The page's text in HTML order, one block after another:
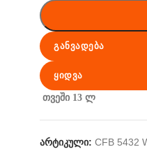
ᲒᲐᲜᲕᲐᲓᲔᲑᲐ
ᲧᲘᲓᲕᲐ
თვეში 13 ლ
არტიკული: CFB 5432